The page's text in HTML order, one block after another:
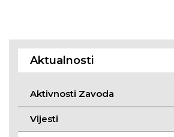
Aktualnosti
Aktivnosti Zavoda
Vijesti